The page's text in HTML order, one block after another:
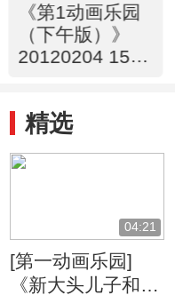
《第1动画乐园
（下午版）》
20120204 15：
精选
04:21
[第一动画乐园]
《新大头儿子和小